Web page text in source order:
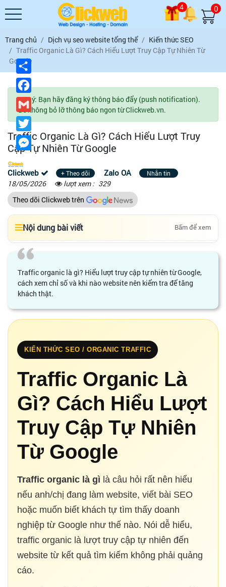
4 0
Trang chủ Dịch vụ seo website tổng thể
Kiến thức SEO
Traffic Organic Là Gì? Cách Hiểu Lượt Truy Cập Tự Nhiên Từ
Google
Lưu ý: Bạn hãy đăng ký thông báo đẩy (push notification).
Để không bỏ lỡ thông báo ngon từ Clickweb.vn.
Traffic Organic Là Gì? Cách Hiểu Lượt Truy
Cập Tự Nhiên Từ Google
Clickweb + Theo dõi Zalo OA Nhắn tin
18/05/2026 lượt xem : 329
Theo dõi Clickweb trên
Nội dung bài viết Bấm để xem
Traffic organic là gì? Hiểu lượt truy cập tự nhiên từ Google,
cách xem chỉ số và khi nào website nên kiểm tra để tăng
khách thật.
KIẾN THỨC SEO / ORGANIC TRAFFIC
Traffic Organic Là
Gì? Cách Hiểu Lượt
Truy Cập Tự Nhiên
Từ Google
Traffic organic là gì là câu hỏi rất nên hiểu
nếu anh/chị đang làm website, viết bài SEO
hoặc muốn biết khách tự tìm thấy doanh
nghiệp từ Google như thế nào. Nói dễ hiểu,
traffic organic là lượt truy cập tự nhiên đến
website từ kết quả tìm kiếm không phải quảng
cáo.
Chia
sẻ
Gmail
Twitter
Messenger